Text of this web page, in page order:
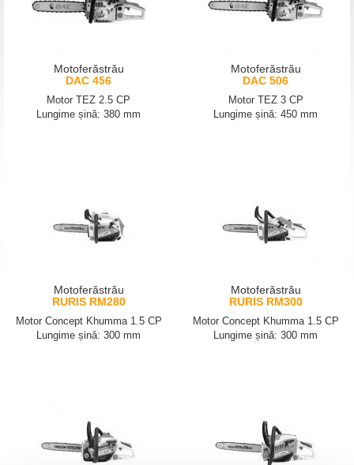
Motoferăstrău
DAC 456
Motor TEZ 2.5 CP
Lungime șină: 380 mm
Motoferăstrău
DAC 506
Motor TEZ 3 CP
Lungime șină: 450 mm
Motoferăstrău
RURIS RM280
Motor Concept Khumma 1.5 CP
Lungime șină: 300 mm
Motoferăstrău
RURIS RM300
Motor Concept Khumma 1.5 CP
Lungime șină: 300 mm